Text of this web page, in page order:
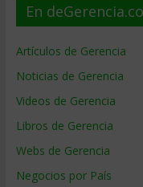
En
Artículos de Gerencia
Noticias de Gerencia
Videos de Gerencia
Libros de Gerencia
Webs de Gerencia
Negocios por País